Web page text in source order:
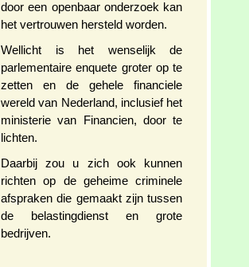
door een openbaar onderzoek kan
het vertrouwen hersteld worden.
Wellicht is het wenselijk de
parlementaire enquete groter op te
zetten en de gehele financiele
wereld van Nederland, inclusief het
ministerie van Financien, door te
lichten.
Daarbij zou u zich ook kunnen
richten op de geheime criminele
afspraken die gemaakt zijn tussen
de belastingdienst en grote
bedrijven.